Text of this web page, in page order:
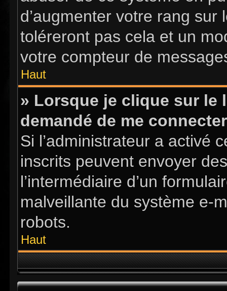
d’augmenter votre rang
toléreront pas cela et un
votre compteur de
Haut
» Lorsque je clique sur le
demandé de me
Si l’administrateur a activé
inscrits peuvent envoyer
l’intermédiaire d’un
malveillante du système e-
robots.
Haut